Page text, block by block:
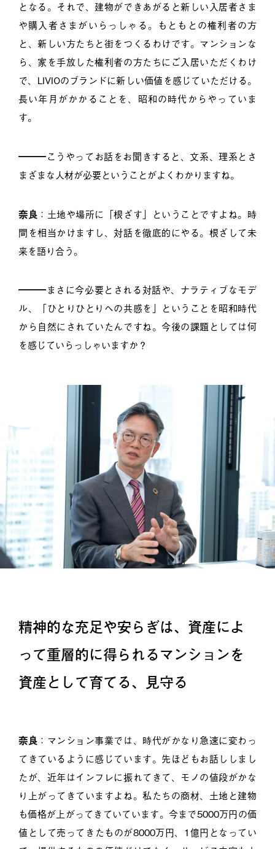
となる。それで、建物ができあがると新しい入居者さま
や購入者さまがいらっしゃる。もともとの権利者の方
と、新しい方たちと街をつくるわけです。マンションな
ら、家を手放した権利者の方たちにご入居いただくわけ
で、LIVIOのブランドに新しい価値を感じていただける。
長い年月がかかることを、昭和の時代からやっていま
す。
━━━こうやってお話をお聞きすると、文系、理系とさ
まざまな人材が必要ということがよくわかりますね。
奈良 ：土地や場所に「根ざす」ということですよね。時
間を相当かけますし、対話を徹底的にやる。根ざして未
来を語り合う。
━━━まさに今必要とされる対話や、ナラティブなモデ
ル、「ひとりひとりへの共感を」ということを昭和時代
から自然にされていたんですね。今後の課題としては何
を感じていらっしゃいますか？
精神的な充足や安らぎは、資産によ
って重層的に得られるマンションを
資産として育てる、見守る
奈良 ：マンション事業では、時代がかなり急速に変わっ
てきているように感じています。先ほどもお話ししまし
たが、近年はインフレに振れてきて、モノの値段がかな
り上がってきていますよね。私たちの商材、土地と建物
も価格が上がってきていています。今まで5000万円の価
値として売ってきたものが8000万円、1億円となってい